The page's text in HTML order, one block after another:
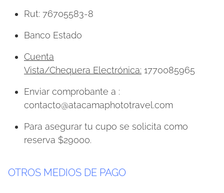
Rut: 76705583-8
Banco Estado
Cuenta
Vista/Chequera Electrónica: 1770085965
Enviar comprobante a :
contacto@atacamaphototravel.com
Para asegurar tu cupo se solicita como
reserva $29000.
OTROS MEDIOS DE PAGO